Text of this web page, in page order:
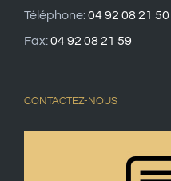
Téléphone:04 92 08 21 50
Fax:04 92 08 21 59
CONTACTEZ-NOUS